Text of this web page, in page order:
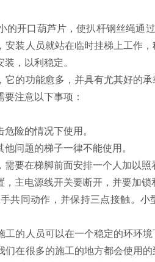
开口葫芦片，使扒杆钢丝绳通
装人员就站在临时挂梯上工作
，以利稳定。
的功能愈多，并具有尤其好的
注意以下事项：
险的情况下使用。
问题的梯子一律不能使用。
要在梯脚前面安排一个人加以照
主电源线开关要断开，并要加锁
共同动作，并保持三点接触。
的人员可以在一个稳定的环环
在很多的施工的地方都会使用